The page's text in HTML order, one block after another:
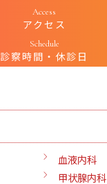
Access
アクセス
Schedule
診察時間・休診日
血液内科
甲状腺内科